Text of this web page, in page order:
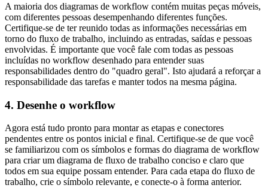
A maioria dos diagramas de workflow contém muitas peças móveis,
com diferentes pessoas desempenhando diferentes funções.
Certifique-se de ter reunido todas as informações necessárias em
torno do fluxo de trabalho, incluindo as entradas, saídas e pessoas
envolvidas. É importante que você fale com todas as pessoas
incluídas no workflow desenhado para entender suas
responsabilidades dentro do "quadro geral". Isto ajudará a reforçar a
responsabilidade das tarefas e manter todos na mesma página.
4. Desenhe o workflow
Agora está tudo pronto para montar as etapas e conectores
pendentes entre os pontos inicial e final. Certifique-se de que você
se familiarizou com os símbolos e formas do diagrama de workflow
para criar um diagrama de fluxo de trabalho conciso e claro que
todos em sua equipe possam entender. Para cada etapa do fluxo de
trabalho, crie o símbolo relevante, e conecte-o à forma anterior.